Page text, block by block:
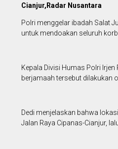
Cianjur,Radar Nusantara
Polri menggelar ibadah Salat
untuk mendoakan seluruh
Kepala Divisi Humas Polri
berjamaah tersebut dilakukan
Dedi menjelaskan bahwa
Jalan Raya Cipanas-Cianjur,